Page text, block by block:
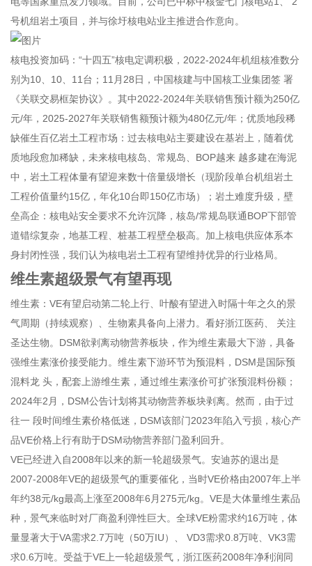
号机组岩土项目，并与徐圩核电站业主推进合作意向。
核电投资加码：“十四五”核电定调积极，2022-2024年机组核准数分
别为10、10、11台；11月28日，中国核建与中国核工业集团签 署
《关联交易框架协议》。其中2022-2024年关联销售预计额为250亿
元/年，2025-2027年关联销售额预计额为480亿元/年；优质地段稀
缺催生百亿岩土工程市场：过去核电站主要建设在基岩上，随着优
质地段愈加稀缺，未来核电核岛、常规岛、 BOP越来 越多建在海泥
中，岩土工程体量有望迎来数十倍量级增长（现阶段单台机组岩土
工程价值量约15亿，年化10台即150亿市场）；岩土难度升级，壁
垒高企：核电站安全要求不允许沉降，核岛/常规岛联通BOP下部管
道错综复杂，地基工程、桩基工程壁垒极高。加上核电供应体系本
身封闭性强，我们认为核电岩土工程有望维持优异的行业格局。
维生素超级景气有望再现
维生素：VE有望启动第二轮上行、叶酸有望进入时隔十年之久的景
气周期（持续观察）、 生物素具备向上潜力。看好浙江医药、 关注
圣达生物。DSM欲剥离动物营养板块，作为维生素最大下游，具备
强维生素涨价接受能力。维生素下游环节为预混料，DSM是国际预
混料龙 头，配套上游维生素，通过维生素涨价可扩张预混料份额；
2024年2月，DSM公告计划将其动物营养板块剥离。然而，由于过
往一 段时间维生素价格低迷，DSM该部门2023年陷入亏损，核心产
品VE价格上行有助于DSM动物营养部门盈利回升。
VE已经进入自2008年以来的新一轮超级景气。安迪苏的退出是
2007-2008年VE的超级景气的重要催化，当时VE价格由2007年上半
年约38元/kg最高上涨至2008年6月275元/kg。VE是大体量维生素品
种，景气来临时对厂商盈利弹性巨大。全球VE粉需求约16万吨，体
量显著大于VA需求2.7万吨（50万IU）、 VD3需求0.8万吨、VK3需
求0.6万吨。受益于VE上一轮超级景气，浙江医药2008年净利润同